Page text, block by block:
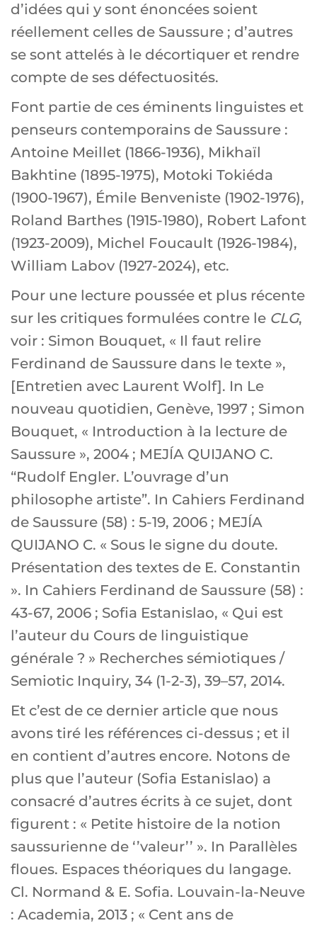
d’idées qui y sont énoncées soient
réellement celles de Saussure ; d’autres
se sont attelés à le décortiquer et rendre
compte de ses défectuosités.
Font partie de ces éminents linguistes et
penseurs contemporains de Saussure :
Antoine Meillet (1866-1936), Mikhaïl
Bakhtine (1895-1975), Motoki Tokiéda
(1900-1967), Émile Benveniste (1902-1976),
Roland Barthes (1915-1980), Robert Lafont
(1923-2009), Michel Foucault (1926-1984),
William Labov (1927-2024), etc.
Pour une lecture poussée et plus récente
sur les critiques formulées contre le CLG,
voir : Simon Bouquet, « Il faut relire
Ferdinand de Saussure dans le texte »,
[Entretien avec Laurent Wolf]. In Le
nouveau quotidien, Genève, 1997 ; Simon
Bouquet, « Introduction à la lecture de
Saussure », 2004 ; MEJÍA QUIJANO C.
“Rudolf Engler. L’ouvrage d’un
philosophe artiste”. In Cahiers Ferdinand
de Saussure (58) : 5-19, 2006 ; MEJÍA
QUIJANO C. « Sous le signe du doute.
Présentation des textes de E. Constantin
». In Cahiers Ferdinand de Saussure (58) :
43-67, 2006 ; Sofia Estanislao, « Qui est
l’auteur du Cours de linguistique
générale ? » Recherches sémiotiques /
Semiotic Inquiry, 34 (1-2-3), 39–57, 2014.
Et c’est de ce dernier article que nous
avons tiré les références ci-dessus ; et il
en contient d’autres encore. Notons de
plus que l’auteur (Sofia Estanislao) a
consacré d’autres écrits à ce sujet, dont
figurent : « Petite histoire de la notion
saussurienne de ‘’valeur’’ ». In Parallèles
floues. Espaces théoriques du langage.
Cl. Normand & E. Sofia. Louvain-la-Neuve
: Academia, 2013 ; « Cent ans de